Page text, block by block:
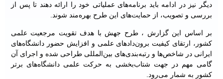
دیگر نیز در ادامه باید برنامه‌های عملیاتی خود را ارائه دهند تا پس از
بررسی و تصویب، از حمایت‌های این طرح بهره‌مند شوند.
بر اساس این گزارش ، طرح جهش با هدف تقویت مرجعیت علمی
کشور، ارتقای کیفیت برون‌دادهای علمی و افزایش حضور دانشگاه‌های
ایرانی در شاخص‌ها و رتبه‌بندی‌های بین‌المللی طراحی شده و اجرای آن
گامی مهم در جهت شتاب‌بخشی به حرکت علمی دانشگاه‌های برتر
کشور به شمار می‌رود.